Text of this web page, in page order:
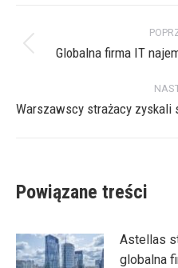
wpisów
Globalna firma IT
Warszawscy strażacy zyskali
Powiązane treści
Astellas
globalna